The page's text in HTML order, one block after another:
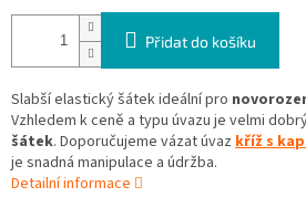
Přidat do košíku
Slabší elastický šátek ideální pro
Vzhledem k ceně a typu úvazu je velmi
šátek. Doporučujeme vázat úvaz kříž s
je snadná manipulace a údržba.
Detailní informace